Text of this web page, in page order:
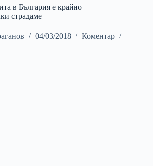
в България е крайно
страдаме
04/03/2018
Коментар